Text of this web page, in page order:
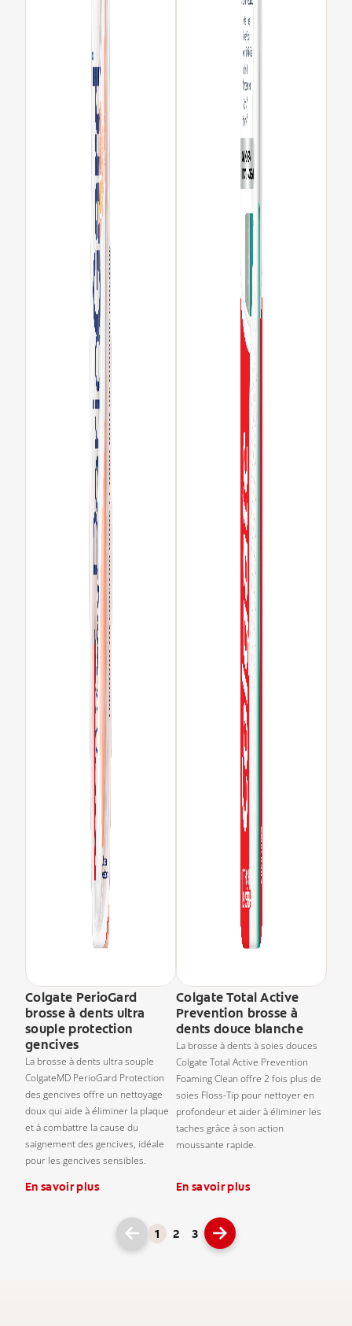
Colgate PerioGard
brosse à dents ultra
souple protection
gencives
La brosse à dents ultra souple
ColgateMD PerioGard Protection
des gencives offre un nettoyage
doux qui aide à éliminer la plaque
et à combattre la cause du
saignement des gencives, idéale
pour les gencives sensibles.
En savoir plus
Colgate Total Active
Prevention brosse à
dents douce blanche
La brosse à dents à soies douces
Colgate Total Active Prevention
Foaming Clean offre 2 fois plus de
soies Floss-Tip pour nettoyer en
profondeur et aider à éliminer les
taches grâce à son action
moussante rapide.
En savoir plus
1 2 3